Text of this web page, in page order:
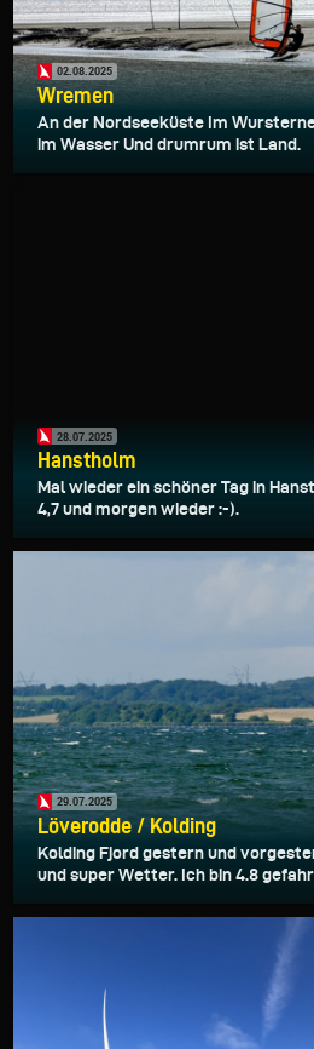
02.08.2025
Wremen
An der Nordseeküste Im
im Wasser Und drumrum ist Land.
28.07.2025
Hanstholm
Mal wieder ein schöner Tag in
4,7 und morgen wieder :-).
29.07.2025
Löverodde / Kolding
Kolding Fjord gestern und
und super Wetter. Ich bin 4.8